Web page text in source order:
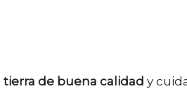
tierra de buena calidad y